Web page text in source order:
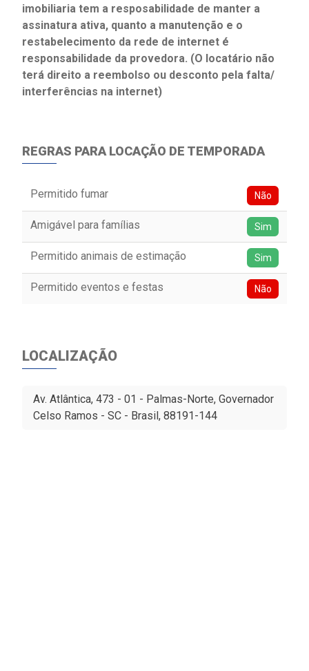
imobiliaria tem a resposabilidade de manter a
assinatura ativa, quanto a manutenção e o
restabelecimento da rede de internet é
responsabilidade da provedora. (O locatário não
terá direito a reembolso ou desconto pela falta/
interferências na internet)
REGRAS PARA LOCAÇÃO DE TEMPORADA
Permitido fumar Não
Amigável para famílias Sim
Permitido animais de estimação Sim
Permitido eventos e festas Não
LOCALIZAÇÃO
Av. Atlântica, 473 - 01 - Palmas-Norte, Governador
Celso Ramos - SC - Brasil, 88191-144